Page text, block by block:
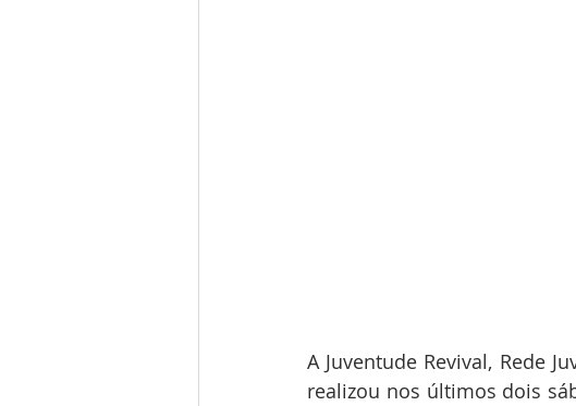
A Juventude Revival, Rede
realizou nos últimos dois